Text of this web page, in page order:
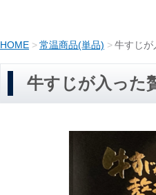
HOME 常温商品(単品) 牛すじが
牛すじが入った